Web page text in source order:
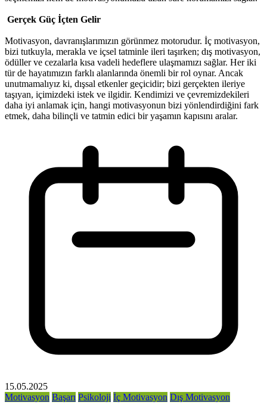
Gerçek Güç İçten Gelir
Motivasyon, davranışlarımızın görünmez motorudur. İç motivasyon,
bizi tutkuyla, merakla ve içsel tatminle ileri taşırken; dış motivasyon,
ödüller ve cezalarla kısa vadeli hedeflere ulaşmamızı sağlar. Her iki
tür de hayatımızın farklı alanlarında önemli bir rol oynar. Ancak
unutmamalıyız ki, dışsal etkenler geçicidir; bizi gerçekten ileriye
taşıyan, içimizdeki istek ve ilgidir. Kendimizi ve çevremizdekileri
daha iyi anlamak için, hangi motivasyonun bizi yönlendirdiğini fark
etmek, daha bilinçli ve tatmin edici bir yaşamın kapısını aralar.
15.05.2025
Motivasyon Başarı Psikoloji İç Motivasyon Dış Motivasyon